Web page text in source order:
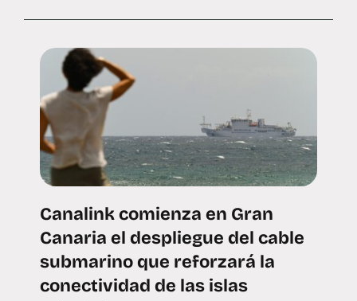
Canalink comienza en Gran
Canaria el despliegue del cable
submarino que reforzará la
conectividad de las islas